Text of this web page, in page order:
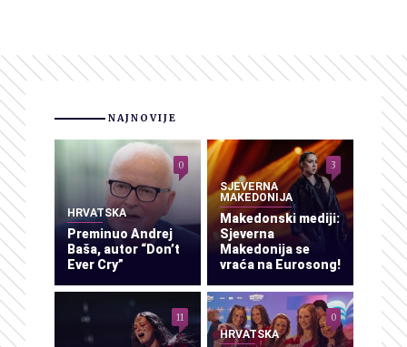
NAJNOVIJE
HRVATSKA
Preminuo Andrej
Baša, autor “Don’t
Ever Cry”
0
SJEVERNA
MAKEDONIJA
Makedonski mediji:
Sjeverna
Makedonija se
vraća na Eurosong!
3
11
HRVATSKA
0